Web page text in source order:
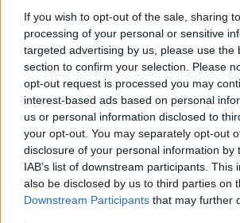
If you wish to opt-out of the sale, sharing
processing of your personal or sensitive
targeted advertising by us, please use the
section to confirm your selection. Please
opt-out request is processed you may
interest-based ads based on personal
us or personal information disclosed to
your opt-out. You may separately opt-out
disclosure of your personal information by
IAB’s list of downstream participants. This
also be disclosed by us to third parties on
Downstream Participants that may further